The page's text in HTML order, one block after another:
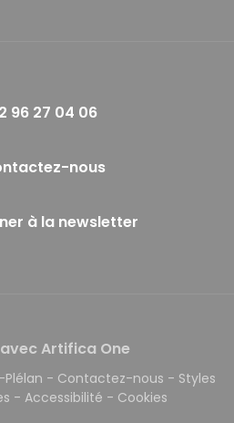
96 27 04 06
nous
à la newsletter
Artifica One
- Contactez-nous - Styles
- Accessibilité - Cookies